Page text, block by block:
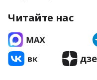
Читайте нас